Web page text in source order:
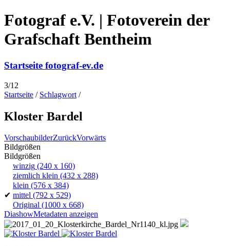
Fotograf e.V. | Fotoverein der
Grafschaft Bentheim
Startseite fotograf-ev.de
3/12
Startseite / Schlagwort /
Kloster Bardel
VorschaubilderZurückVorwärts
Bildgrößen
Bildgrößen
winzig (240 x 160)
ziemlich klein (432 x 288)
klein (576 x 384)
✔ mittel (792 x 529)
Original (1000 x 668)
DiashowMetadaten anzeigen